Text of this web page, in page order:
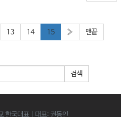
13 14 15 » 맨끝
검색
한국대표│대표: 권동인